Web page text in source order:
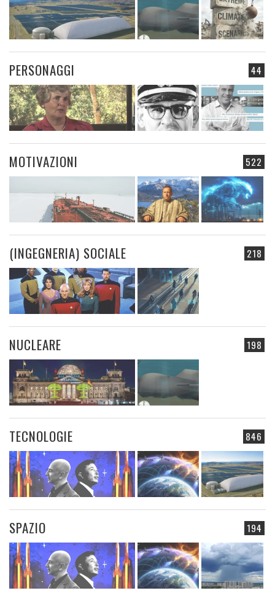
44
PERSONAGGI
522
MOTIVAZIONI
218
(INGEGNERIA) SOCIALE
198
NUCLEARE
846
TECNOLOGIE
194
SPAZIO